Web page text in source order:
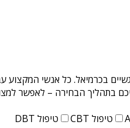
בכרמיאל. כל אנשי המקצוע
בתהליך הבחירה – לאפשר
טיפול CBT טיפול DBT